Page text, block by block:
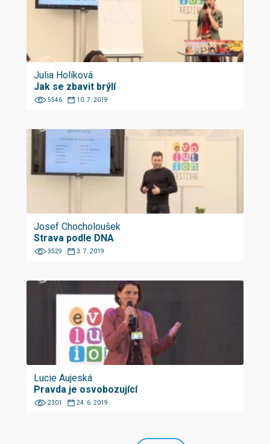
Julia Holíková
Jak se zbavit brýlí
5546 10. 7. 2019
Josef Chocholoušek
Strava podle DNA
3529 3. 7. 2019
Lucie Aujeská
Pravda je osvobozující
2301 24. 6. 2019